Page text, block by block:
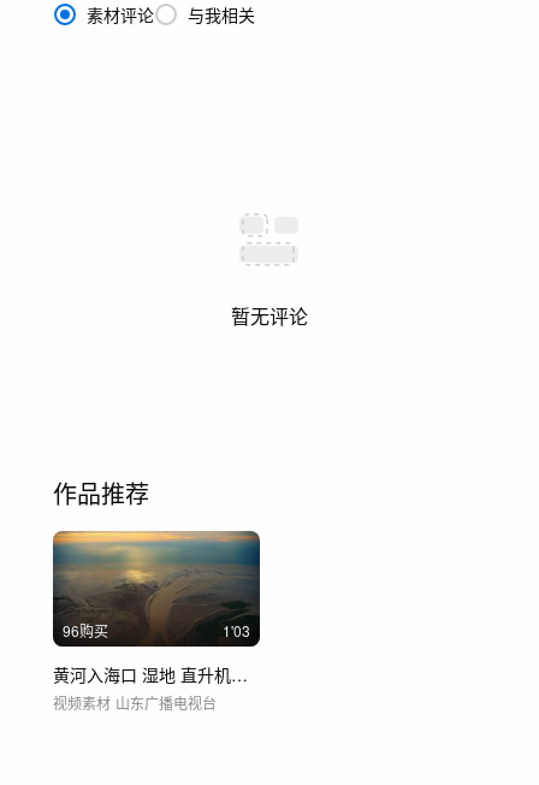
素材评论 与我相关
暂无评论
作品推荐
96购买 1'03
黄河入海口 湿地 直升机航拍 黄蓝交汇
视频素材 山东广播电视台